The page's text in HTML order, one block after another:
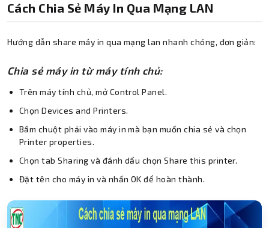
Cách Chia Sẻ Máy In Qua Mạng LAN
Hướng dẫn share máy in qua mạng lan nhanh chóng, đơn giản:
Chia sẻ máy in từ máy tính chủ:
Trên máy tính chủ, mở Control Panel.
Chọn Devices and Printers.
Bấm chuột phải vào máy in mà bạn muốn chia sẻ và chọn
Printer properties.
Chọn tab Sharing và đánh dấu chọn Share this printer.
Đặt tên cho máy in và nhấn OK để hoàn thành.